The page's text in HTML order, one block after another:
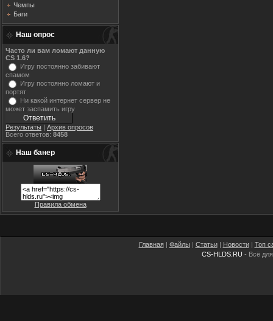
Чемпы
Баги
Наш опрос
Часто ли вам ломают данную
CS 1.6?
Игру постоянно забивают
спамом
Игру постоянно ломают и
портят
Ни какой интернет сервер не
может заспамить игру
Результаты | Архив опросов
Всего ответов: 8458
Наш банер
Правила обмена
Главная| Файлы | Статьи| Новости| Топ
CS-HLDS.RU - Всё